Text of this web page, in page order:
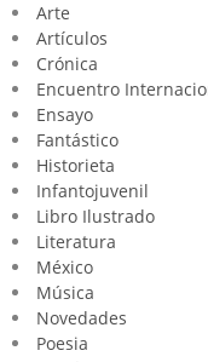
Arte
Artículos
Crónica
Encuentro
Ensayo
Fantástico
Historieta
Infantojuvenil
Libro Ilustrado
Literatura
México
Música
Novedades
Poesia